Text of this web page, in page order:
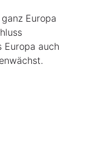
Europa
auch